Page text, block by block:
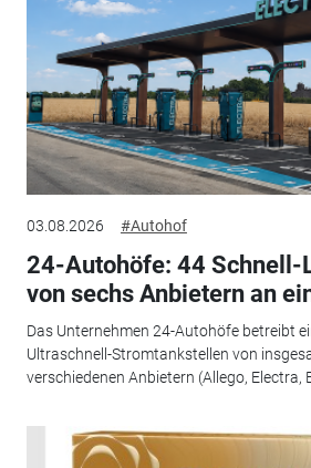
03.08.2026 #Autohof
24-Autohöfe: 44 Schnell-
von sechs Anbietern an
Das Unternehmen 24-Autohöfe betreibt
Ultraschnell-Stromtankstellen von
verschiedenen Anbietern (Allego, Electra,